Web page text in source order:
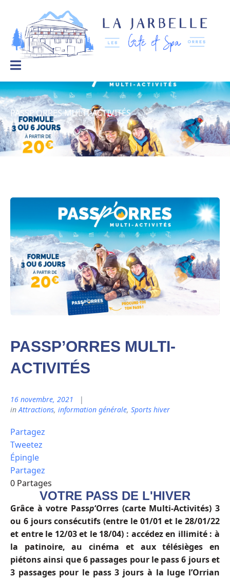
La Jarbelle – Gîtes et Spa
Le
bien-
être
à
la
montagne
PASSP’ORRES MULTI-ACTIVITÉS
PASSP’ORRES MULTI-
ACTIVITÉS
16 novembre, 2021
inAttractions, information générale, Sports hiver
Partagez
Tweetez
Épingle
Partagez
0 Partages
VOTRE PASS DE L'HIVER
Grâce à votre Passp‘Orres (carte Multi-Activités) 3
ou 6 jours consécutifs(entre le 01/01 et le 28/01/22
et entre le 12/03 et le 18/04) : accédez en illimité : à
la patinoire, au cinéma et aux télésièges en
piétons ainsi que 6 passages pour le pass 6 jours et
3 passages pour le pass 3 jours à la luge l’Orrian